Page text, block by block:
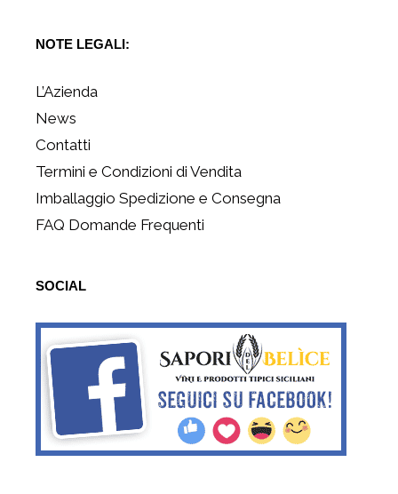
NOTE LEGALI:
L’Azienda
News
Contatti
Termini e Condizioni di Vendita
Imballaggio Spedizione e Consegna
FAQ Domande Frequenti
SOCIAL